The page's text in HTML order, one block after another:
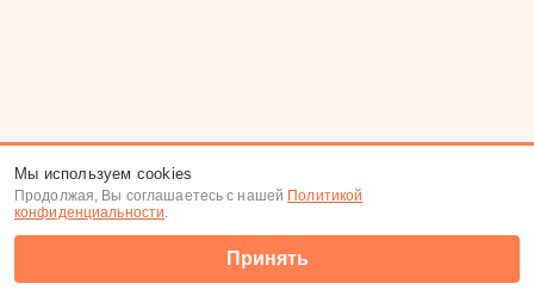
Мы используем cookies
Продолжая, Вы соглашаетесь с нашей Политикой
конфиденциальности.
Принять